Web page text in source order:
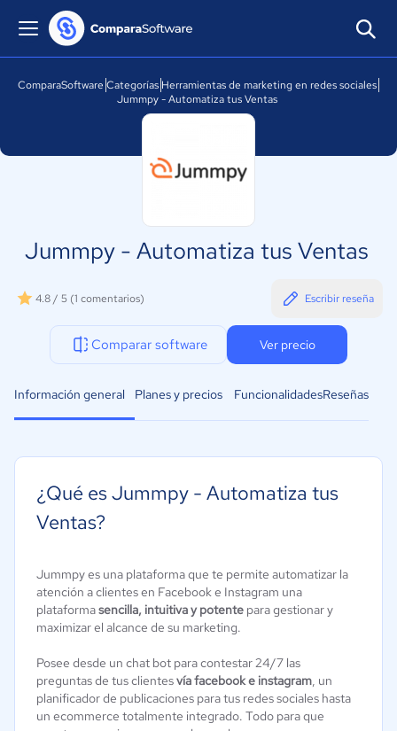
ComparaSoftware Categorías Herramientas de marketing en redes sociales
Jummpy - Automatiza tus Ventas
Jummpy - Automatiza tus Ventas
4.8 / 5 (1 comentarios) Escribir reseña
Comparar software Ver precio
Información general Planes y precios FuncionalidadesReseñas
¿Qué es Jummpy - Automatiza tus
Ventas?
Jummpy es una plataforma que te permite automatizar la
atención a clientes en Facebook e Instagram una
plataformasencilla, intuitiva y potente para gestionar y
maximizar el alcance de su marketing.
Posee desde un chat bot para contestar 24/7 las
preguntas de tus clientesvía facebook e instagram, un
planificador de publicaciones para tus redes sociales hasta
un ecommerce totalmente integrado. Todo para que